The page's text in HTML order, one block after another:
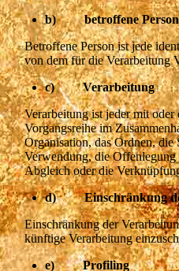
b) betroffene Person
Betroffene Person ist jede
von dem für die Verarbeitung
c) Verarbeitung
Verarbeitung ist jeder mit
Vorgangsreihe im
Organisation, das Ordnen, die
Verwendung, die
Abgleich oder die
d) Einschränkung
Einschränkung der
künftige Verarbeitung
e) Profiling